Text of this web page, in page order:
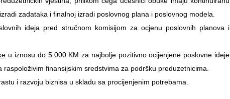
zadataka i finalnoj izradi poslovnog plana i poslovnog modela.
ideja pred stručnom komisijom za ocjenu poslovnih planova i
u iznosu do 5.000 KM za najbolje pozitivno ocijenjene poslovne ideje
finansijskim sredstvima za podršku preduzetnicima.
i razvoju biznisa u skladu sa procijenjenim potrebama.